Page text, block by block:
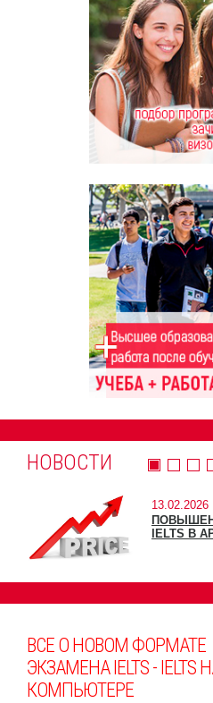
НОВОСТИ
13.02.2026
IELTS В
ВСЕ О НОВОМ ФОРМАТЕ
ЭКЗАМЕНА IELTS - IELTS
КОМПЬЮТЕРЕ